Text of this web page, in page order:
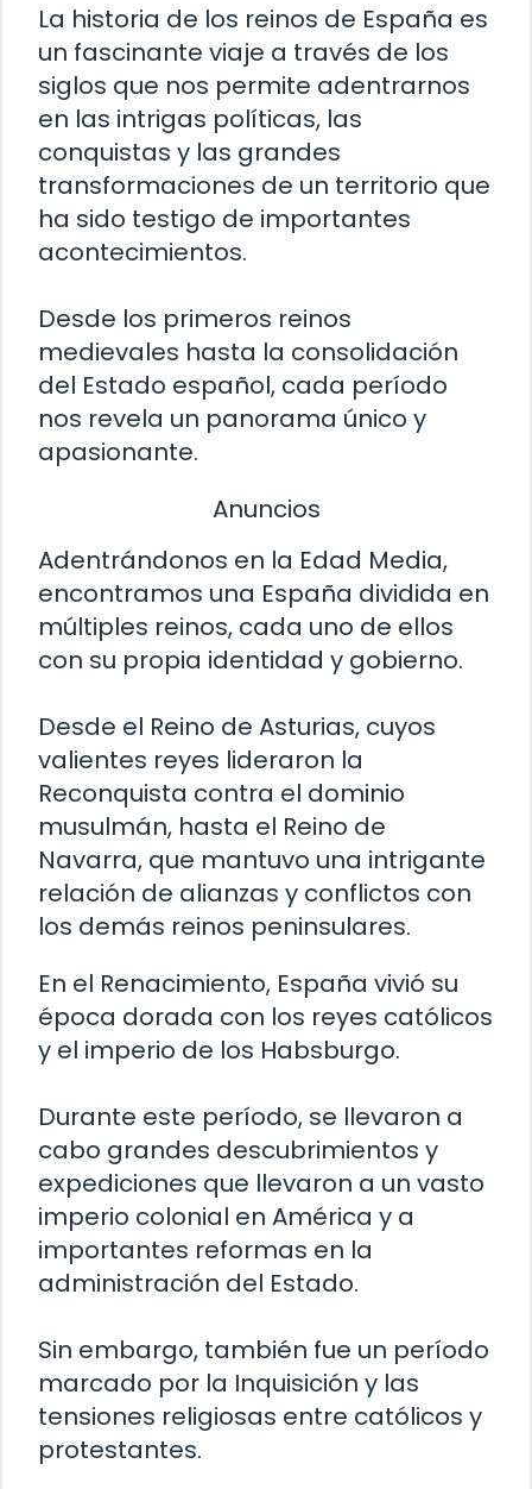
La historia de los reinos de España es
un fascinante viaje a través de los
siglos que nos permite adentrarnos
en las intrigas políticas, las
conquistas y las grandes
transformaciones de un territorio que
ha sido testigo de importantes
acontecimientos.
Desde los primeros reinos
medievales hasta la consolidación
del Estado español, cada período
nos revela un panorama único y
apasionante.
Anuncios
Adentrándonos en la Edad Media,
encontramos una España dividida en
múltiples reinos, cada uno de ellos
con su propia identidad y gobierno.
Desde el Reino de Asturias, cuyos
valientes reyes lideraron la
Reconquista contra el dominio
musulmán, hasta el Reino de
Navarra, que mantuvo una intrigante
relación de alianzas y conflictos con
los demás reinos peninsulares.
En el Renacimiento, España vivió su
época dorada con los reyes católicos
y el imperio de los Habsburgo.
Durante este período, se llevaron a
cabo grandes descubrimientos y
expediciones que llevaron a un vasto
imperio colonial en América y a
importantes reformas en la
administración del Estado.
Sin embargo, también fue un período
marcado por la Inquisición y las
tensiones religiosas entre católicos y
protestantes.